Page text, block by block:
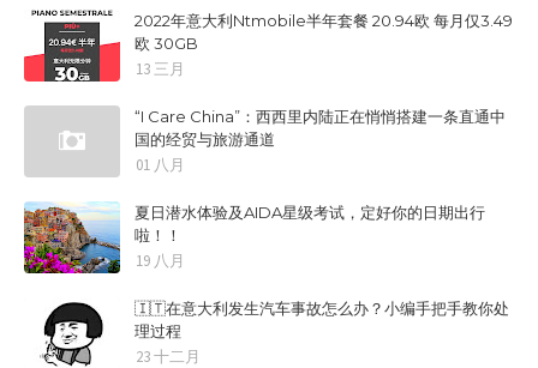
2022年意大利Ntmobile半年套餐 20.94欧 每月仅3.49
欧 30GB
13 三月
“I Care China”：西西里内陆正在悄悄搭建一条直通中
国的经贸与旅游通道
01 八月
夏日潜水体验及AIDA星级考试，定好你的日期出行
啦！！
19 八月
🇮🇹在意大利发生汽车事故怎么办？小编手把手教你处
理过程
23 十二月